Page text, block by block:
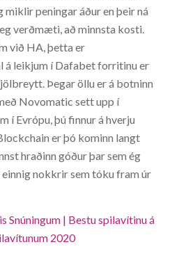
peningar áður en þeir ná
verðmæti, að minnsta kosti.
við HA, þetta er
á leikjum í Dafabet forritinu er
Þegar öllu er á botninn
Novomatic sett upp í
í Evrópu, þú finnur á hverju
er þó kominn langt
hraðinn góður þar sem ég
nokkrir sem tóku fram úr
Snúningum | Bestu spilavítinu á
2020